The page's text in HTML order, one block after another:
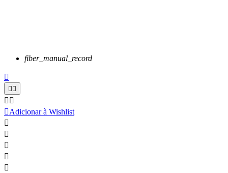
fiber_manual_record

 
 
Adicionar à Wishlist




